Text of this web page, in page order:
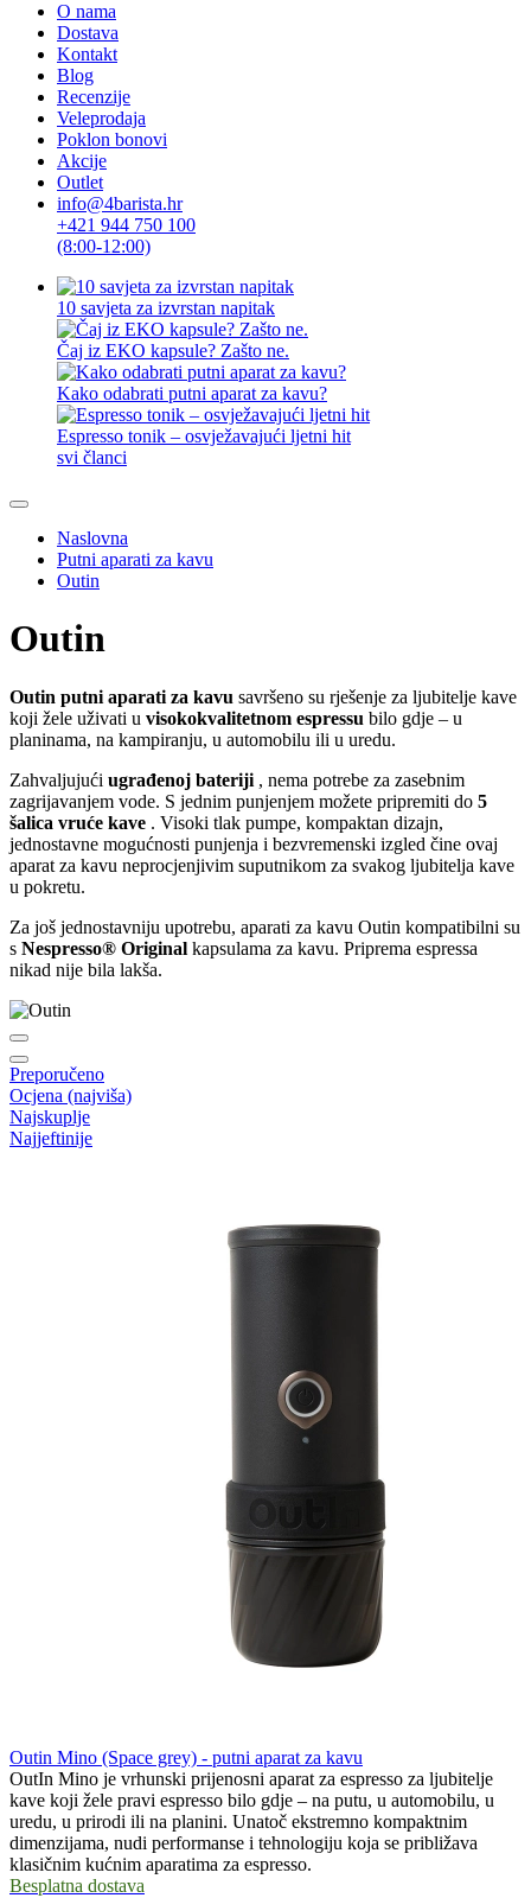
O nama
Dostava
Kontakt
Blog
Recenzije
Veleprodaja
Poklon bonovi
Akcije
Outlet
info@4barista.hr
+421 944 750 100
(8:00-12:00)
10 savjeta za izvrstan napitak
Čaj iz EKO kapsule? Zašto ne.
Kako odabrati putni aparat za kavu?
Espresso tonik – osvježavajući ljetni hit
svi članci
Naslovna
Putni aparati za kavu
Outin
Outin
Outin putni aparati za kavu savršeno su rješenje za ljubitelje kave
koji žele uživati u visokokvalitetnom espressu bilo gdje – u
planinama, na kampiranju, u automobilu ili u uredu.
Zahvaljujući ugrađenoj bateriji , nema potrebe za zasebnim
zagrijavanjem vode. S jednim punjenjem možete pripremiti do 5
šalica vruće kave . Visoki tlak pumpe, kompaktan dizajn,
jednostavne mogućnosti punjenja i bezvremenski izgled čine ovaj
aparat za kavu neprocjenjivim suputnikom za svakog ljubitelja kave
u pokretu.
Za još jednostavniju upotrebu, aparati za kavu Outin kompatibilni su
s Nespresso® Original kapsulama za kavu. Priprema espressa
nikad nije bila lakša.
Preporučeno
Ocjena (najviša)
Najskuplje
Najjeftinije
Outin Mino (Space grey) - putni aparat za kavu
OutIn Mino je vrhunski prijenosni aparat za espresso za ljubitelje
kave koji žele pravi espresso bilo gdje – na putu, u automobilu, u
uredu, u prirodi ili na planini. Unatoč ekstremno kompaktnim
dimenzijama, nudi performanse i tehnologiju koja se približava
klasičnim kućnim aparatima za espresso.
Besplatna dostava